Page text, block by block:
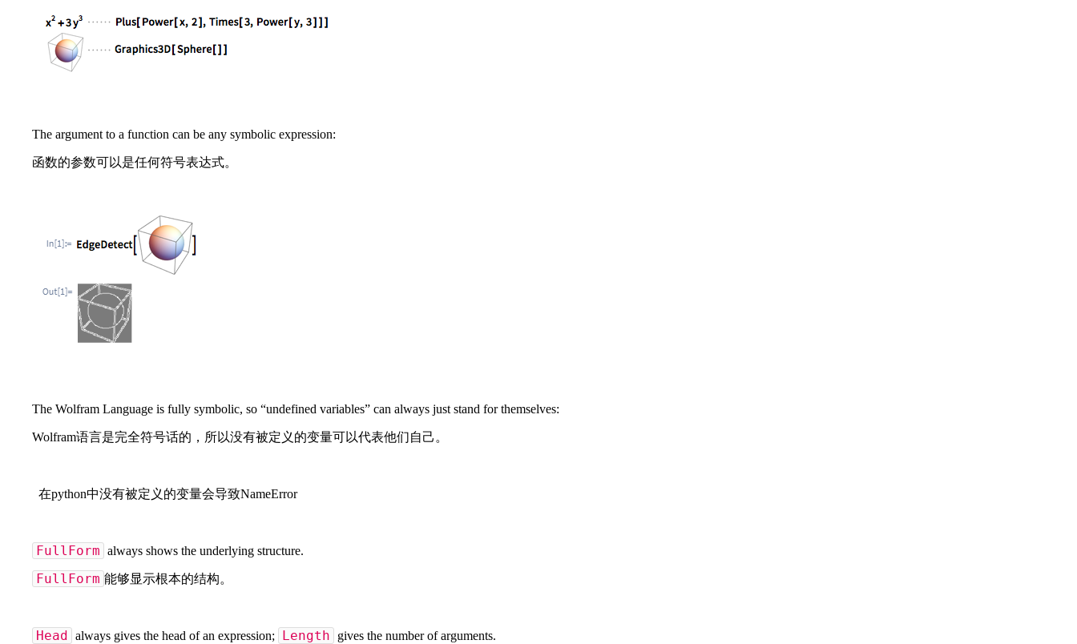
The argument to a function can be any symbolic expression:
函数的参数可以是任何符号表达式。
The Wolfram Language is fully symbolic, so “undefined variables” can always just stand for themselves:
Wolfram语言是完全符号话的，所以没有被定义的变量可以代表他们自己。
在python中没有被定义的变量会导致NameError
FullForm always shows the underlying structure.
FullForm 能够显示根本的结构。
Head always gives the head of an expression; Length gives the number of arguments.